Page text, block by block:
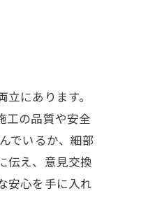
にあります。
工の品質や安全
でいるか、細部
伝え、意見交換
安心を手に入れ